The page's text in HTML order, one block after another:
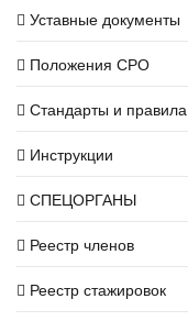
Уставные документы
Положения СРО
Стандарты и правила
Инструкции
СПЕЦОРГАНЫ
Реестр членов
Реестр стажировок